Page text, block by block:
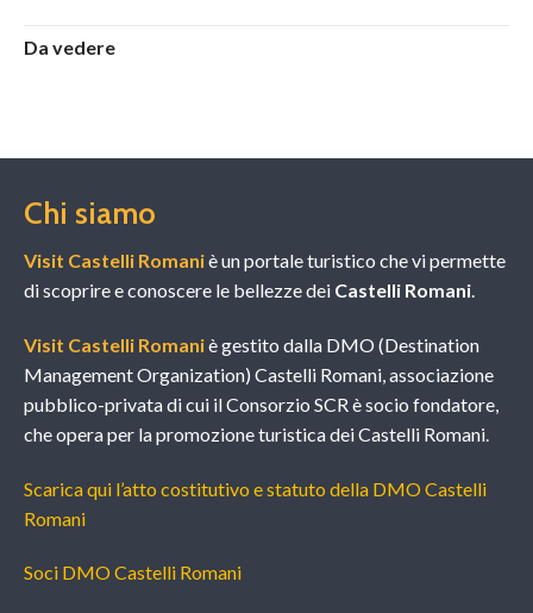
Da vedere
Chi siamo
Visit Castelli Romaniè un portale turistico che vi permette
di scoprire e conoscere le bellezze dei Castelli Romani.
Visit Castelli Romaniè gestito dalla DMO (Destination
Management Organization) Castelli Romani, associazione
pubblico-privata di cui il Consorzio SCR è socio fondatore,
che opera per la promozione turistica dei Castelli Romani.
Scarica qui l’atto costitutivo e statuto della DMO Castelli
Romani
Soci DMO Castelli Romani